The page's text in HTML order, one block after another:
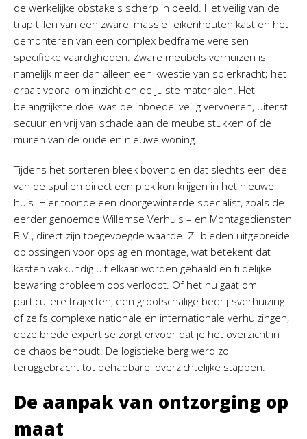
de werkelijke obstakels scherp in beeld. Het veilig van de
trap tillen van een zware, massief eikenhouten kast en het
demonteren van een complex bedframe vereisen
specifieke vaardigheden. Zware meubels verhuizen is
namelijk meer dan alleen een kwestie van spierkracht; het
draait vooral om inzicht en de juiste materialen. Het
belangrijkste doel was de inboedel veilig vervoeren, uiterst
secuur en vrij van schade aan de meubelstukken of de
muren van de oude en nieuwe woning.
Tijdens het sorteren bleek bovendien dat slechts een deel
van de spullen direct een plek kon krijgen in het nieuwe
huis. Hier toonde een doorgewinterde specialist, zoals de
eerder genoemde Willemse Verhuis – en Montagediensten
B.V., direct zijn toegevoegde waarde. Zij bieden uitgebreide
oplossingen voor opslag en montage, wat betekent dat
kasten vakkundig uit elkaar worden gehaald en tijdelijke
bewaring probleemloos verloopt. Of het nu gaat om
particuliere trajecten, een grootschalige bedrijfsverhuizing
of zelfs complexe nationale en internationale verhuizingen,
deze brede expertise zorgt ervoor dat je het overzicht in
de chaos behoudt. De logistieke berg werd zo
teruggebracht tot behapbare, overzichtelijke stappen.
De aanpak van ontzorging op
maat